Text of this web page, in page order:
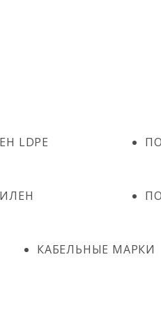
LDPE
КАБЕЛЬНЫЕ МАРКИ